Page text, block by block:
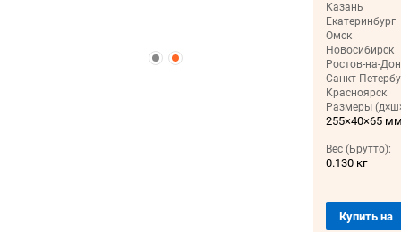
Казань
Екатеринбург
Омск
Новосибирск
Ростов-на-
Санкт-
Красноярск
Размеры
255×40×65
Вес (Брутто):
0.130 кг
Купить на